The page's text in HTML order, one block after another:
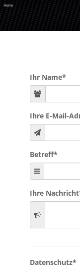
Ihr Name*
Ihre E-Mail-
Betreff*
Ihre Nachricht
Datenschutz*